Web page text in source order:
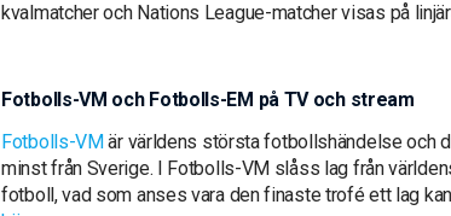
kvalmatcher och Nations League-matcher visas på
Fotbolls-VM och Fotbolls-EM på TV och stream
Fotbolls-VMär världens största fotbollshändelse och
minst från Sverige. I Fotbolls-VM slåss lag från
fotboll, vad som anses vara den finaste trofé ett lag